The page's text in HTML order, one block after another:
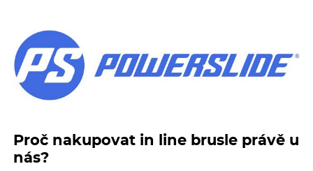
Proč nakupovat in line brusle právě u
nás?